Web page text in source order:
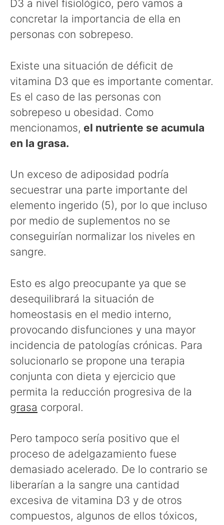
D3 a nivel fisiológico, pero vamos a
concretar la importancia de ella en
personas con sobrepeso.
Existe una situación de déficit de
vitamina D3 que es importante comentar.
Es el caso de las personas con
sobrepeso u obesidad. Como
mencionamos, el nutriente se acumula
en la grasa.
Un exceso de adiposidad podría
secuestrar una parte importante del
elemento ingerido (5), por lo que incluso
por medio de suplementos no se
conseguirían normalizar los niveles en
sangre.
Esto es algo preocupante ya que se
desequilibrará la situación de
homeostasis en el medio interno,
provocando disfunciones y una mayor
incidencia de patologías crónicas. Para
solucionarlo se propone una terapia
conjunta con dieta y ejercicio que
permita la reducción progresiva de la
grasa corporal.
Pero tampoco sería positivo que el
proceso de adelgazamiento fuese
demasiado acelerado. De lo contrario se
liberarían a la sangre una cantidad
excesiva de vitamina D3 y de otros
compuestos, algunos de ellos tóxicos,